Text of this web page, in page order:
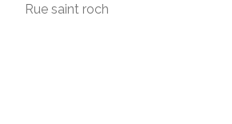
Rue saint roch